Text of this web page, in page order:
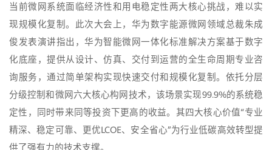
当前微网系统面临经济性和用电稳定性两大核心挑战，难以实
现规模化复制。此次大会上，华为数字能源微网领域总裁朱成
俊发表演讲指出，华为智能微网一体化标准解决方案基于数字
化底座，提供从设计、仿真、交付到运营的全生命周期专业咨
询服务，通过简单架构实现快速交付和规模化复制。依托分层
分级控制和微网六大核心构网技术，该场景实现99.9%的系统稳
定性，同时带来同等投资下更高的收益。其四大核心价值“专业
精深、稳定可靠、更优LCOE、安全省心”为行业低碳高效转型提
供了强有力的技术支撑。